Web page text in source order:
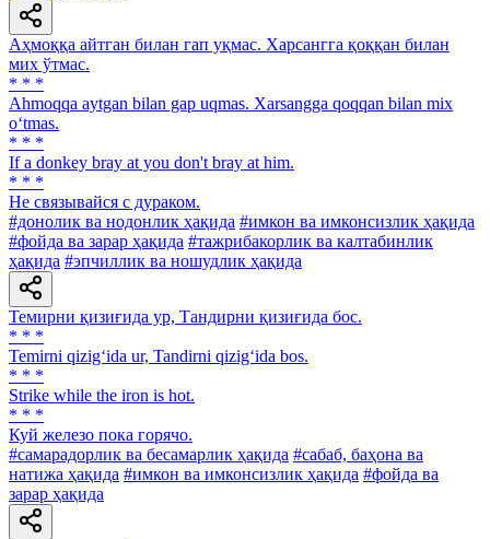
Аҳмоққа айтган билан гап уқмас. Харсангга қоққан билан
мих ўтмас.
* * *
Ahmoqqa aytgan bilan gap uqmas. Xarsangga qoqqan bilan mix
o‘tmas.
* * *
If a donkey bray at you don't bray at him.
* * *
He связывайся с дураком.
#донолик ва нодонлик ҳақида #имкон ва имконсизлик ҳақида
#фойда ва зарар ҳақида #тажрибакорлик ва калтабинлик
ҳақида #эпчиллик ва ношудлик ҳақида
Темирни қизиғида ур, Тандирни қизиғида бос.
* * *
Temirni qizig‘ida ur, Tandirni qizig‘ida bos.
* * *
Strike while the iron is hot.
* * *
Куй железо пока горячо.
#самарадорлик ва бесамарлик ҳақида #сабаб, баҳона ва
натижа ҳақида #имкон ва имконсизлик ҳақида #фойда ва
зарар ҳақида